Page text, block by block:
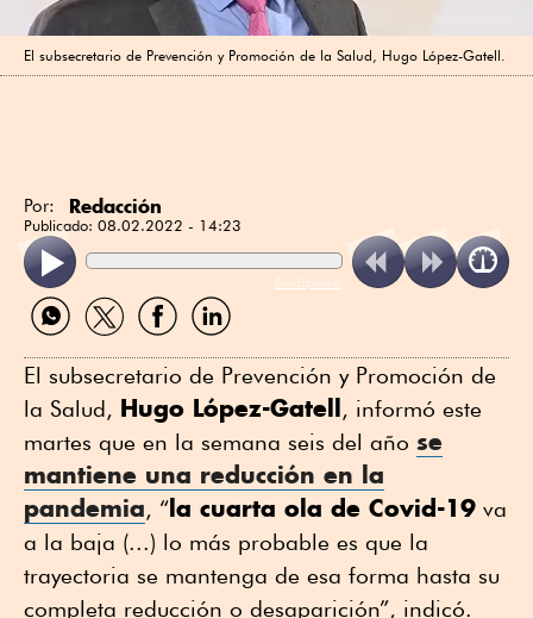
El subsecretario de Prevención y Promoción de la Salud, Hugo López-Gatell.
Por: Redacción
Publicado: 08.02.2022 - 14:23
ReadSpeaker
Compartir
por
Compartir
por
Compartir
por
Compartir
por
El subsecretario de Prevención y Promoción de
la Salud, Hugo López-Gatell, informó este
martes que en la semana seis del año se
mantiene una reducción en la
pandemia, “la cuarta ola de Covid-19 va
a la baja (...) lo más probable es que la
trayectoria se mantenga de esa forma hasta su
completa reducción o desaparición”, indicó.